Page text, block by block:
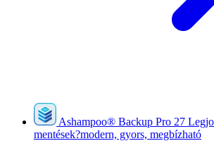
Ashampoo® Backup Pro 27
mentések?modern, gyors, megbízható